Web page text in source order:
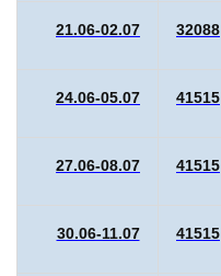
21.06-02.07 32088
24.06-05.07 41515
27.06-08.07 41515
30.06-11.07 41515